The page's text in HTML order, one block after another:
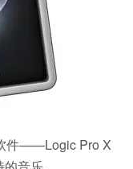
件——Logic Pro X